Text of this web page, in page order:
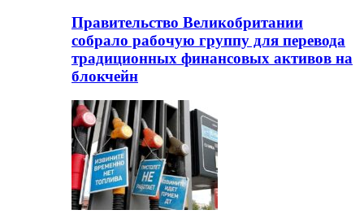
Правительство Великобритании
собрало рабочую группу для перевода
традиционных финансовых активов на
блокчейн